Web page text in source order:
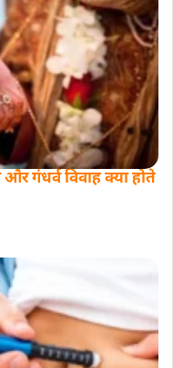
गंधर्व विवाह क्या होते